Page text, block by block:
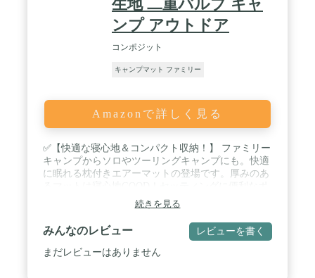
生地 二重バルブ キャ
ンプ アウトドア
コンポジット
キャンプマット ファミリー
Amazonで詳しく見る
✅【快適な寝心地＆コンパクト収納！】 ファミリー
キャンプからソロやツーリングキャンプにも。快適
に眠れる枕付きエアーマットの登場です。厚みのあ
ンプ搭載＆コンパクト収納。 / ✅【ポンプ搭載で空
気入れもラクラク】 エアーマット・ベッドって空気
入れが大変…。本製品はポンプ搭載で簡単に膨らま
すことが可能。力を加えずにポンプを押すだけなの
でラクラク！ ✅【エアー＋包み込む形状で寝心地抜
続きを見る
みんなのレビュー レビューを書く
まだレビューはありません